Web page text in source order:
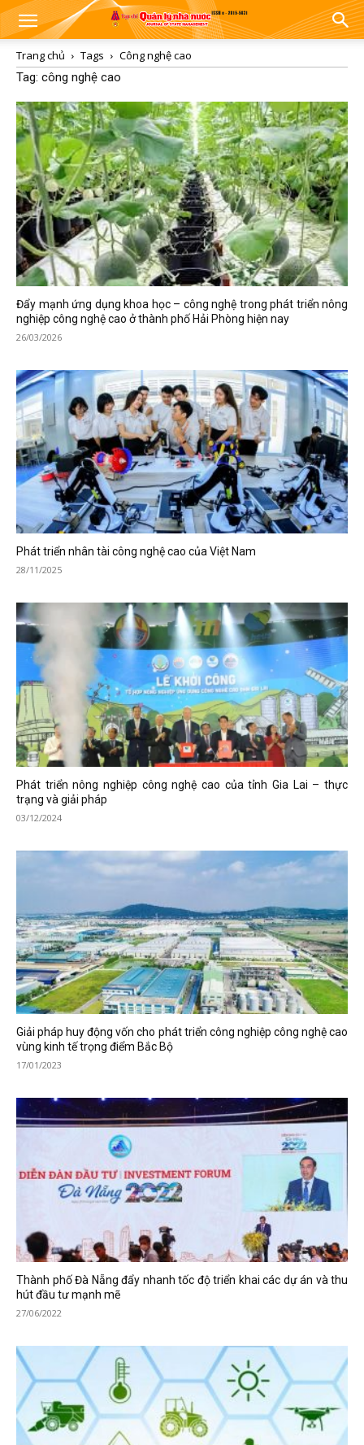
Trang chủ Tags
Công nghệ cao
Tag: công nghệ cao
Đẩy mạnh ứng dụng khoa học – công nghệ trong phát triển nông
nghiệp công nghệ cao ở thành phố Hải Phòng hiện nay
26/03/2026
Phát triển nhân tài công nghệ cao của Việt Nam
28/11/2025
Phát triển nông nghiệp công nghệ cao của tỉnh Gia Lai – thực
trạng và giải pháp
03/12/2024
Giải pháp huy động vốn cho phát triển công nghiệp công nghệ cao
vùng kinh tế trọng điểm Bắc Bộ
17/01/2023
Thành phố Đà Nẵng đẩy nhanh tốc độ triển khai các dự án và thu
hút đầu tư mạnh mẽ
27/06/2022